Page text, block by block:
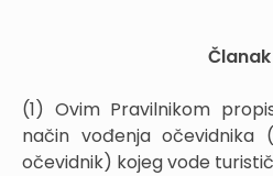
Članak
(1) Ovim Pravilnikom
način vođenja očevidnika
očevidnik) kojeg vode